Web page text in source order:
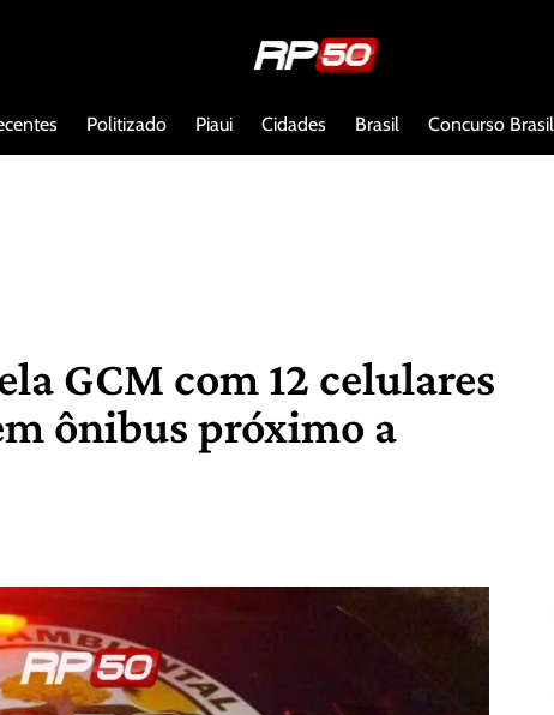
Politizado Piaui Cidades Brasil Concurso Brasil
GCM com 12 celulares
ônibus próximo a